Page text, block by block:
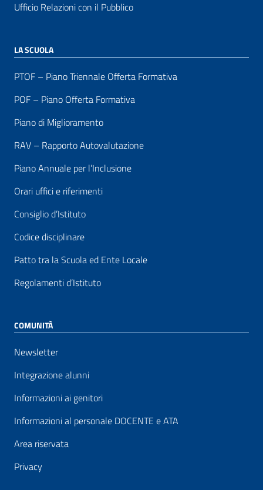
Ufficio Relazioni con il Pubblico
LA SCUOLA
PTOF – Piano Triennale Offerta Formativa
POF – Piano Offerta Formativa
Piano di Miglioramento
RAV – Rapporto Autovalutazione
Piano Annuale per l’Inclusione
Orari uffici e riferimenti
Consiglio d’Istituto
Codice disciplinare
Patto tra la Scuola ed Ente Locale
Regolamenti d’Istituto
COMUNITÀ
Newsletter
Integrazione alunni
Informazioni ai genitori
Informazioni al personale DOCENTE e ATA
Area riservata
Privacy